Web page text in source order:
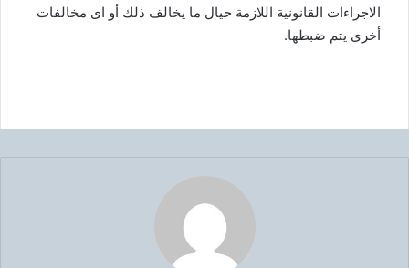
الاجراءات القانونية اللازمة حيال ما يخالف ذلك أو اى مخالفات
أخرى يتم ضبطها.